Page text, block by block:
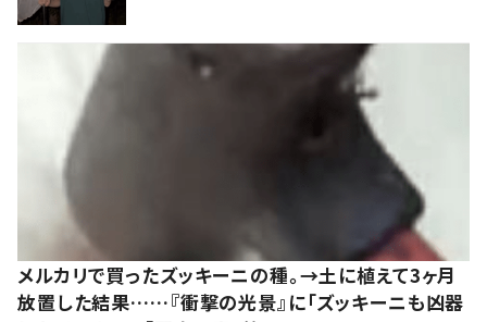
メルカリで買ったズッキーニの種。→土に植えて3ヶ月
放置した結果……『衝撃の光景』に「ズッキーニも凶器